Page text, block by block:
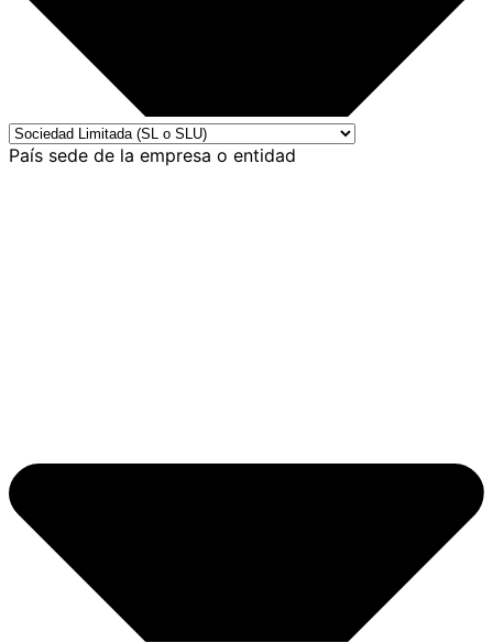
País sede de la empresa o entidad